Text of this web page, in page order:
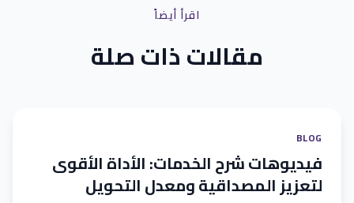
اقرأ أيضاً
مقالات ذات صلة
BLOG
فيديوهات شرح الخدمات: الأداة الأقوى
لتعزيز المصداقية ومعدل التحويل